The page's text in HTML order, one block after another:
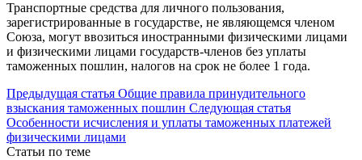
Транспортные средства для личного пользования,
зарегистрированные в государстве, не являющемся членом
Союза, могут ввозиться иностранными физическими лицами
и физическими лицами государств-членов без уплаты
таможенных пошлин, налогов на срок не более 1 года.
Предыдущая статья Общие правила принудительного
взыскания таможенных пошлин Следующая статья
Особенности исчисления и уплаты таможенных платежей
физическими лицами
Статьи по теме